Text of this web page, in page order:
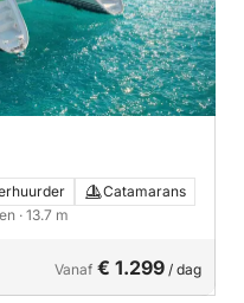
Catamarans
· 13.7 m
Vanaf € 1.299 / dag